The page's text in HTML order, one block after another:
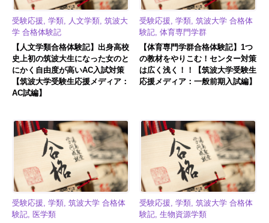
受験応援, 学類, 人文学類, 筑波大
学 合格体験記
【人文学類合格体験記】出身高校
史上初の筑波大生になった女のと
にかく自由度が高いAC入試対策
【筑波大学受験生応援メディア：
AC試編】
受験応援, 学類, 筑波大学 合格体
験記, 体育専門学群
【体育専門学群合格体験記】1つ
の教材をやりこむ！センター対策
は広く浅く！！【筑波大学受験生
応援メディア：一般前期入試編】
受験応援, 学類, 筑波大学 合格体
験記, 医学類
受験応援, 学類, 筑波大学 合格体
験記, 生物資源学類